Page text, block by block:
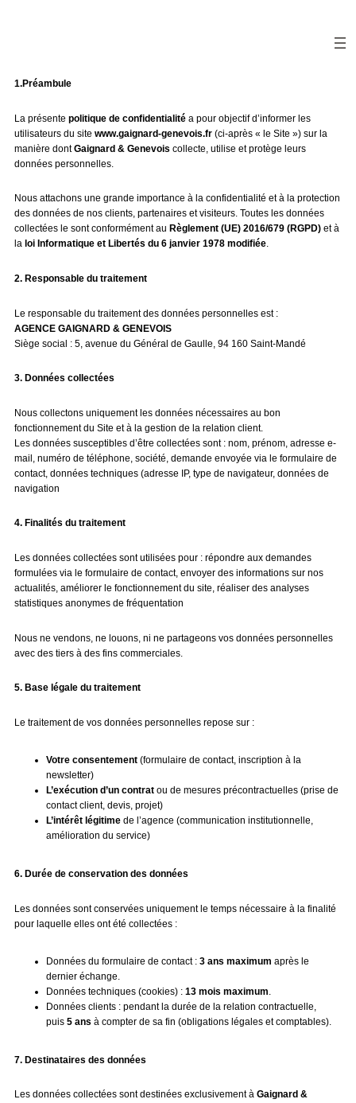
1.Préambule
La présente politique de confidentialité a pour objectif d’informer les
utilisateurs du site www.gaignard-genevois.fr (ci-après « le Site ») sur la
manière dontGaignard & Genevois collecte, utilise et protège leurs
données personnelles.
Nous attachons une grande importance à la confidentialité et à la protection
des données de nos clients, partenaires et visiteurs. Toutes les données
collectées le sont conformément au Règlement (UE) 2016/679 (RGPD) et à
la loi Informatique et Libertés du 6 janvier 1978 modifiée.
2. Responsable du traitement
Le responsable du traitement des données personnelles est :
AGENCE GAIGNARD & GENEVOIS
Siège social : 5, avenue du Général de Gaulle, 94 160 Saint-Mandé
3. Données collectées
Nous collectons uniquement les données nécessaires au bon
fonctionnement du Site et à la gestion de la relation client.
Les données susceptibles d’être collectées sont : nom, prénom, adresse e-
mail, numéro de téléphone, société, demande envoyée via le formulaire de
contact, données techniques (adresse IP, type de navigateur, données de
navigation
4. Finalités du traitement
Les données collectées sont utilisées pour : répondre aux demandes
formulées via le formulaire de contact, envoyer des informations sur nos
actualités, améliorer le fonctionnement du site, réaliser des analyses
statistiques anonymes de fréquentation
Nous ne vendons, ne louons, ni ne partageons vos données personnelles
avec des tiers à des fins commerciales.
5. Base légale du traitement
Le traitement de vos données personnelles repose sur :
Votre consentement (formulaire de contact, inscription à la
newsletter)
L’exécution d’un contrat ou de mesures précontractuelles (prise de
contact client, devis, projet)
L’intérêt légitime de l’agence (communication institutionnelle,
amélioration du service)
6. Durée de conservation des données
Les données sont conservées uniquement le temps nécessaire à la finalité
pour laquelle elles ont été collectées :
Données du formulaire de contact : 3 ans maximum après le
dernier échange.
Données techniques (cookies) : 13 mois maximum.
Données clients : pendant la durée de la relation contractuelle,
puis 5 ans à compter de sa fin (obligations légales et comptables).
7. Destinataires des données
Les données collectées sont destinées exclusivement à Gaignard &